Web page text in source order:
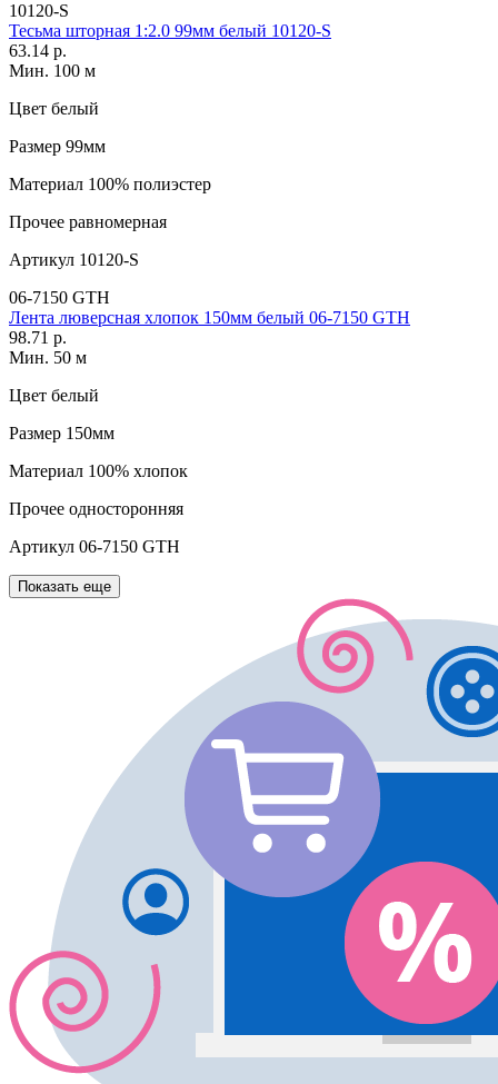
10120-S
Тесьма шторная 1:2.0 99мм белый 10120-S
63.14 р.
Мин. 100 м
Цвет белый
Размер 99мм
Материал 100% полиэстер
Прочее равномерная
Артикул 10120-S
06-7150 GTH
Лента люверсная хлопок 150мм белый 06-7150 GTH
98.71 р.
Мин. 50 м
Цвет белый
Размер 150мм
Материал 100% хлопок
Прочее односторонняя
Артикул 06-7150 GTH
Показать еще